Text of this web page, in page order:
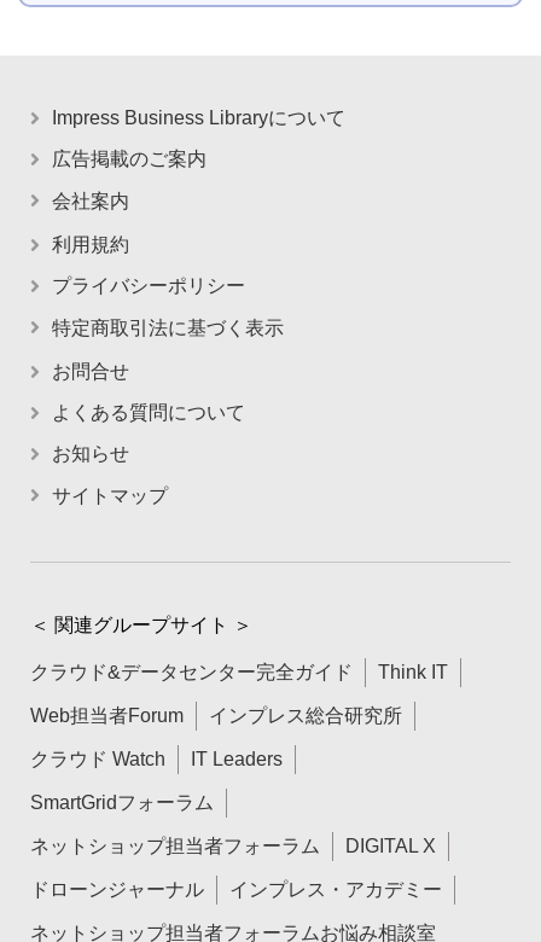
Impress Business Libraryについて
広告掲載のご案内
会社案内
利用規約
プライバシーポリシー
特定商取引法に基づく表示
お問合せ
よくある質問について
お知らせ
サイトマップ
＜ 関連グループサイト ＞
クラウド&データセンター完全ガイド Think IT
Web担当者Forum インプレス総合研究所
クラウド Watch IT Leaders
SmartGridフォーラム
ネットショップ担当者フォーラム DIGITAL X
ドローンジャーナル インプレス・アカデミー
ネットショップ担当者フォーラムお悩み相談室